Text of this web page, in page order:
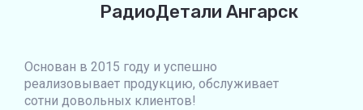
РадиоДетали Ангарск
Основан в 2015 году и успешно
реализовывает продукцию, обслуживает
сотни довольных клиентов!